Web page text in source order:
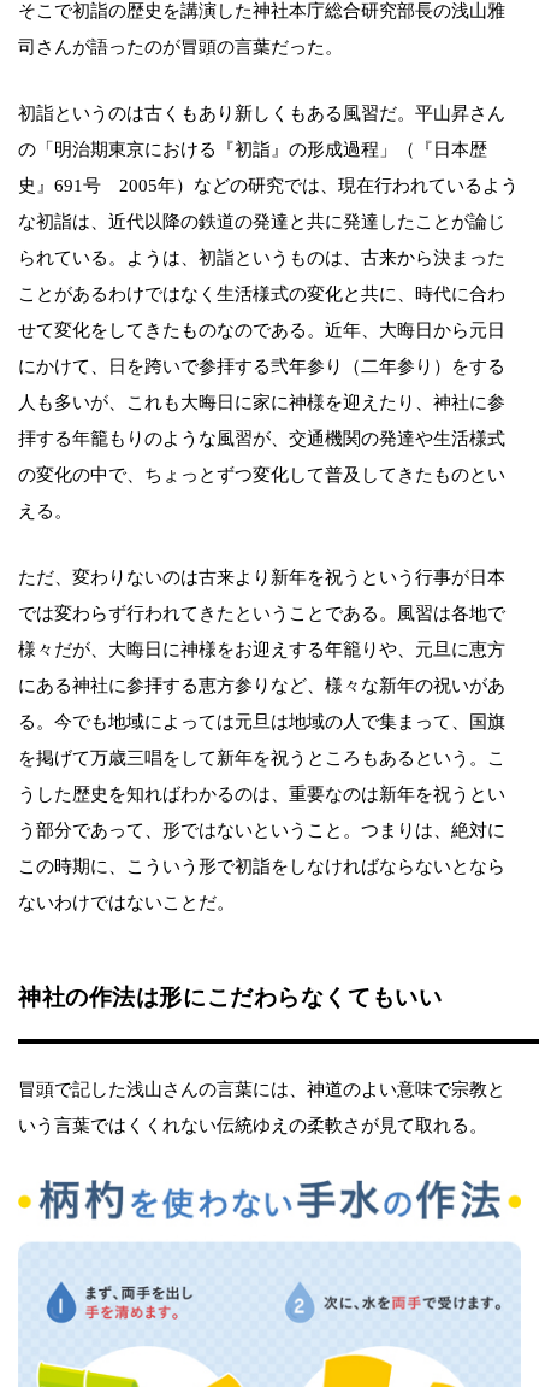
そこで初詣の歴史を講演した神社本庁総合研究部長の浅山雅
司さんが語ったのが冒頭の言葉だった。
初詣というのは古くもあり新しくもある風習だ。平山昇さん
の「明治期東京における『初詣』の形成過程」（『日本歴
史』691号 2005年）などの研究では、現在行われているよう
な初詣は、近代以降の鉄道の発達と共に発達したことが論じ
られている。ようは、初詣というものは、古来から決まった
ことがあるわけではなく生活様式の変化と共に、時代に合わ
せて変化をしてきたものなのである。近年、大晦日から元日
にかけて、日を跨いで参拝する弐年参り（二年参り）をする
人も多いが、これも大晦日に家に神様を迎えたり、神社に参
拝する年籠もりのような風習が、交通機関の発達や生活様式
の変化の中で、ちょっとずつ変化して普及してきたものとい
える。
ただ、変わりないのは古来より新年を祝うという行事が日本
では変わらず行われてきたということである。風習は各地で
様々だが、大晦日に神様をお迎えする年籠りや、元旦に恵方
にある神社に参拝する恵方参りなど、様々な新年の祝いがあ
る。今でも地域によっては元旦は地域の人で集まって、国旗
を掲げて万歳三唱をして新年を祝うところもあるという。こ
うした歴史を知ればわかるのは、重要なのは新年を祝うとい
う部分であって、形ではないということ。つまりは、絶対に
この時期に、こういう形で初詣をしなければならないとなら
ないわけではないことだ。
神社の作法は形にこだわらなくてもいい
冒頭で記した浅山さんの言葉には、神道のよい意味で宗教と
いう言葉ではくくれない伝統ゆえの柔軟さが見て取れる。